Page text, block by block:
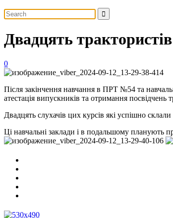
Двадцять
0
Після закінчення навчання в ПРТ №54 та
атестація випускників та отримання
Двадцять слухачів цих курсів які успішно
Ці навчальні заклади і в подальшому планують